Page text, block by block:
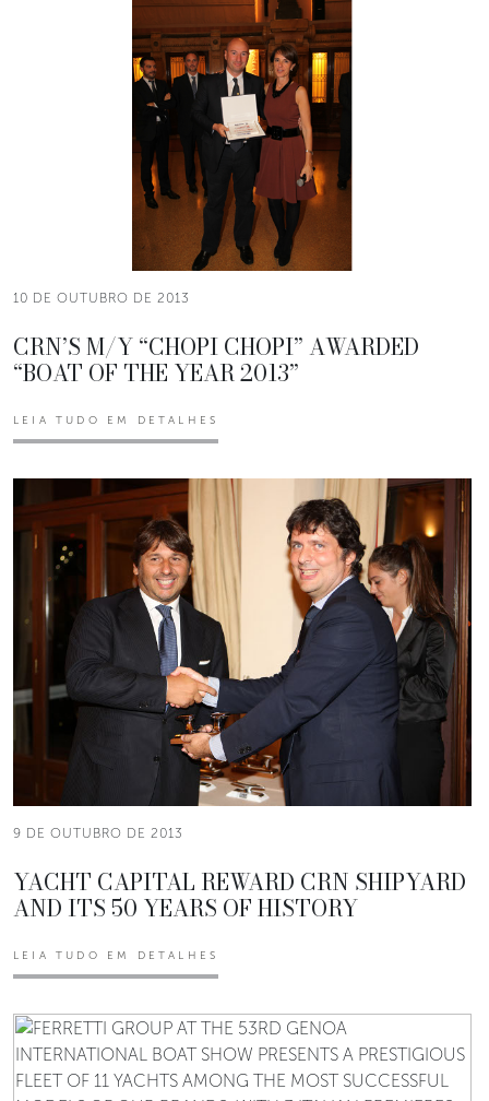
10 DE OUTUBRO DE 2013
CRN’S M/Y “CHOPI CHOPI” AWARDED
“BOAT OF THE YEAR 2013”
LEIA TUDO EM DETALHES
9 DE OUTUBRO DE 2013
YACHT CAPITAL REWARD CRN SHIPYARD
AND ITS 50 YEARS OF HISTORY
LEIA TUDO EM DETALHES